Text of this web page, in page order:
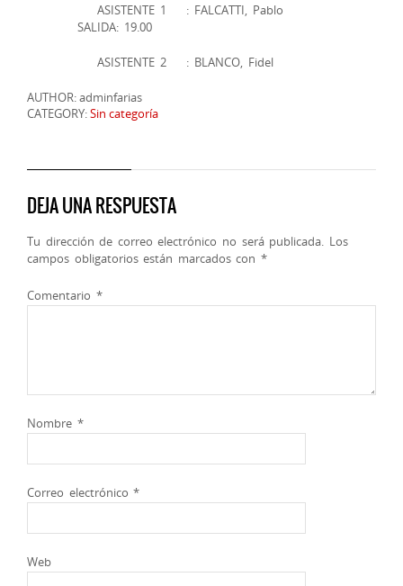
ASISTENTE 1 : FALCATTI, Pablo
SALIDA: 19.00
ASISTENTE 2 : BLANCO, Fidel
AUTHOR: adminfarias
CATEGORY:Sin categoría
DEJA UNA RESPUESTA
Tu dirección de correo electrónico no será publicada. Los
campos obligatorios están marcados con *
Comentario *
Nombre *
Correo electrónico*
Web